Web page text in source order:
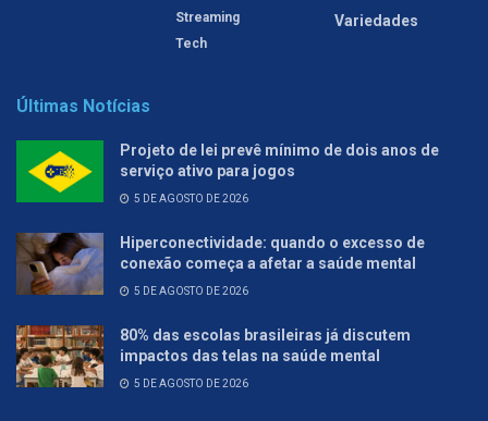
Streaming
Tech
Variedades
Últimas Notícias
Projeto de lei prevê mínimo de dois anos de
serviço ativo para jogos
5 DE AGOSTO DE 2026
Hiperconectividade: quando o excesso de
conexão começa a afetar a saúde mental
5 DE AGOSTO DE 2026
80% das escolas brasileiras já discutem
impactos das telas na saúde mental
5 DE AGOSTO DE 2026